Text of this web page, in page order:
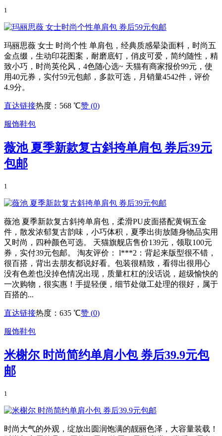
1
玛丽思薇 女士 时尚个性 单肩包，经典质感晕染面料，时尚五
金点缀，生动印花图案，耐磨底钉，俏皮可爱，简约随性，精
致小巧，时尚英伦风，4色随心选~ 天猫有商家报价99元，使
用40元券，实付59元包邮，多款可选，月销量4542件，评价
4.9分。
直达链接热度：568 ℃赞 (0)
服饰鞋包
薇池 夏季新款复古斜挎单肩包 券后39元
包邮
1
薇池 夏季新款复古斜挎单肩包，柔滑PU皮面搭配黄铜五金
件，散发浓郁复古韵味，小巧体积，夏季出街放随身物品实用
又时尚，四种颜色可选。 天猫旗舰店售价139元，领取100元
券，实付39元包邮。 淘友评价： l***2：背起来版型很不错，
很百搭，背出去朋友都说好看。包装很精致，看得出很用心
没有色差也没掉色情况出现，质量杠杠的没话说，超级愉快的
一次购物，很实惠！手提轻便，细节处做工处理的很好，属于
百搭的...
直达链接热度：635 ℃赞 (0)
服饰鞋包
米榭尔 时尚简约单肩小包 券后39.9元包
邮
1
时尚大气的外观，绽放出圆润饱满的靓丽色泽，大容量装载！